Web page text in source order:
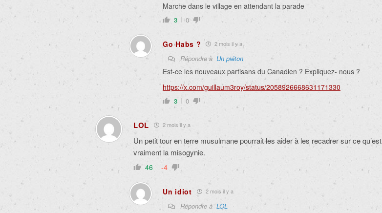
Marche dans le village en attendant la parade
3 0
Go Habs ? 2 mois il y a
Répondre à Un piéton
Est-ce les nouveaux partisans du Canadien ? Expliquez- nous ?
https://x.com/guillaum3roy/status/2058926668631171330
3 0
LOL 2 mois il y a
Un petit tour en terre musulmane pourrait les aider à les recadrer sur ce qu’est
vraiment la misogynie.
46 -4
Un idiot 2 mois il y a
Répondre à LOL